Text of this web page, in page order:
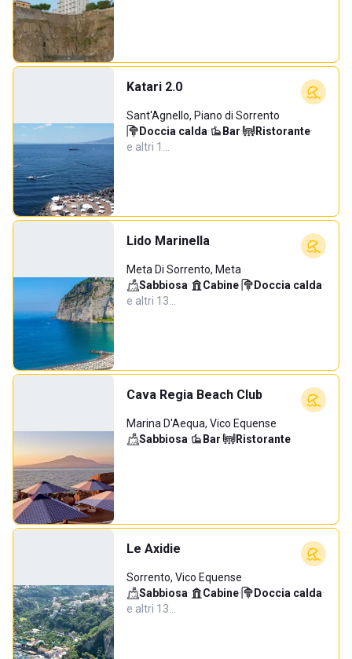
Katari 2.0
Sant'Agnello, Piano di Sorrento
Doccia calda· Bar· Ristorante·
e altri 1…
Lido Marinella
Meta Di Sorrento, Meta
Sabbiosa· Cabine· Doccia calda·
e altri 13…
Cava Regia Beach Club
Marina D'Aequa, Vico Equense
Sabbiosa· Bar· Ristorante
Le Axidie
Sorrento, Vico Equense
Sabbiosa· Cabine· Doccia calda·
e altri 13…